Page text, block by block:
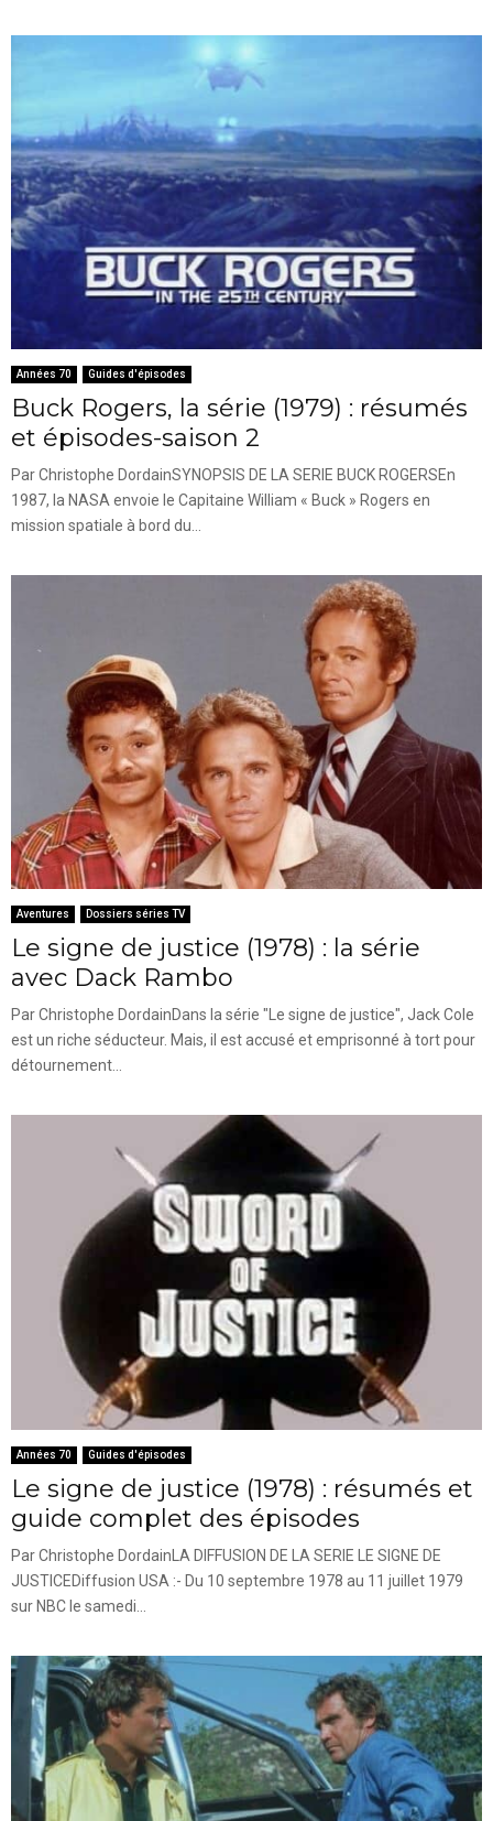
Années 70 Guides d'épisodes
Buck Rogers, la série (1979) : résumés
et épisodes-saison 2
Par Christophe DordainSYNOPSIS DE LA SERIE BUCK ROGERSEn
1987, la NASA envoie le Capitaine William « Buck » Rogers en
mission spatiale à bord du...
Aventures Dossiers séries TV
Le signe de justice (1978) : la série
avec Dack Rambo
Par Christophe DordainDans la série "Le signe de justice", Jack Cole
est un riche séducteur. Mais, il est accusé et emprisonné à tort pour
détournement...
Années 70 Guides d'épisodes
Le signe de justice (1978) : résumés et
guide complet des épisodes
Par Christophe DordainLA DIFFUSION DE LA SERIE LE SIGNE DE
JUSTICEDiffusion USA :- Du 10 septembre 1978 au 11 juillet 1979
sur NBC le samedi...